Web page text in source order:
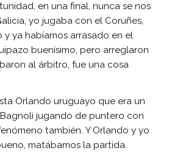
en una final, nunca se nos
yo jugaba con el Coruñes,
ya habíamos arrasado en el
buenísimo, pero arreglaron
al árbitro, fue una cosa
Orlando uruguayo que era un
jugando de puntero con
también. Y Orlando y yo
matábamos la partida.